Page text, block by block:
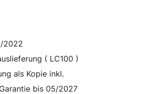
2022
( LC100 )
als Kopie inkl.
bis 05/2027